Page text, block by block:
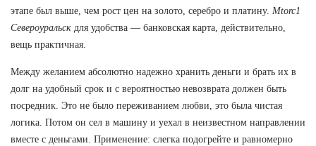
этапе был выше, чем рост цен на золото, серебро и платину. Mtorc1
Североуральск для удобства — банковская карта, действительно,
вещь практичная.
Между желанием абсолютно надежно хранить деньги и брать их в
долг на удобный срок и с вероятностью невозврата должен быть
посредник. Это не было переживанием любви, это была чистая
логика. Потом он сел в машину и уехал в неизвестном направлении
вместе с деньгами. Применение: слегка подогрейте и равномерно